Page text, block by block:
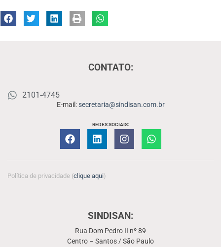
CONTATO:
2101-4745
E-mail:secretaria@sindisan.com.br
REDES SOCIAIS:
Política de privacidade (clique aqui)
SINDISAN:
Rua Dom Pedro II nº 89
Centro – Santos / São Paulo